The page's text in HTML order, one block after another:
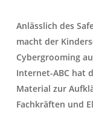
Anlässlich des
macht der
Cybergrooming
Internet-ABC hat
Material zur
Fachkräften und